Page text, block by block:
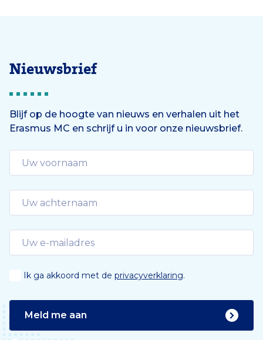
Nieuwsbrief
Blijf op de hoogte van nieuws en verhalen uit het
Erasmus MC en schrijf u in voor onze nieuwsbrief.
Ik ga akkoord met de privacyverklaring.
Meld me aan